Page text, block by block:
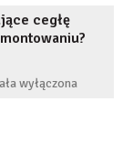
cegłę
wyłączona